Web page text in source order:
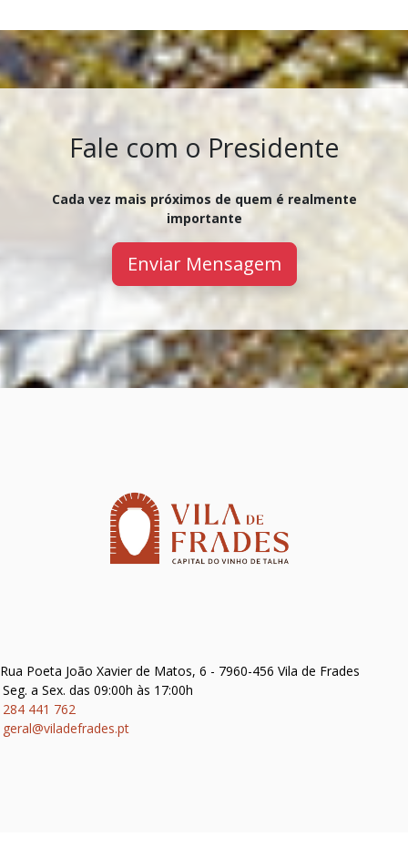
Fale com o Presidente
Cada vez mais próximos de quem é realmente
importante
Enviar Mensagem
Poeta João Xavier de Matos, 6 - 7960-456 Vila de Frades
Seg. a Sex. das 09:00h às 17:00h
284 441 762
geral@viladefrades.pt